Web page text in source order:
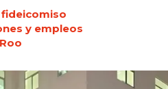
fideicomiso
y empleos